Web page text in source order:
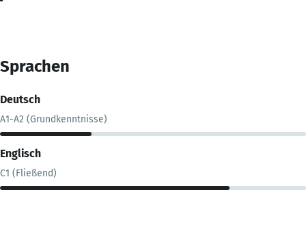
Sprachen
Deutsch
A1-A2 (Grundkenntnisse)
Englisch
C1 (Fließend)